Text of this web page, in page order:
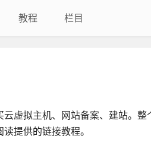
教程 栏目
虚拟主机、网站备案、建站。
提供的链接教程。